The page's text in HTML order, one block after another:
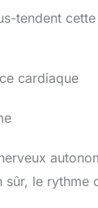
tendent
cardiaque
le